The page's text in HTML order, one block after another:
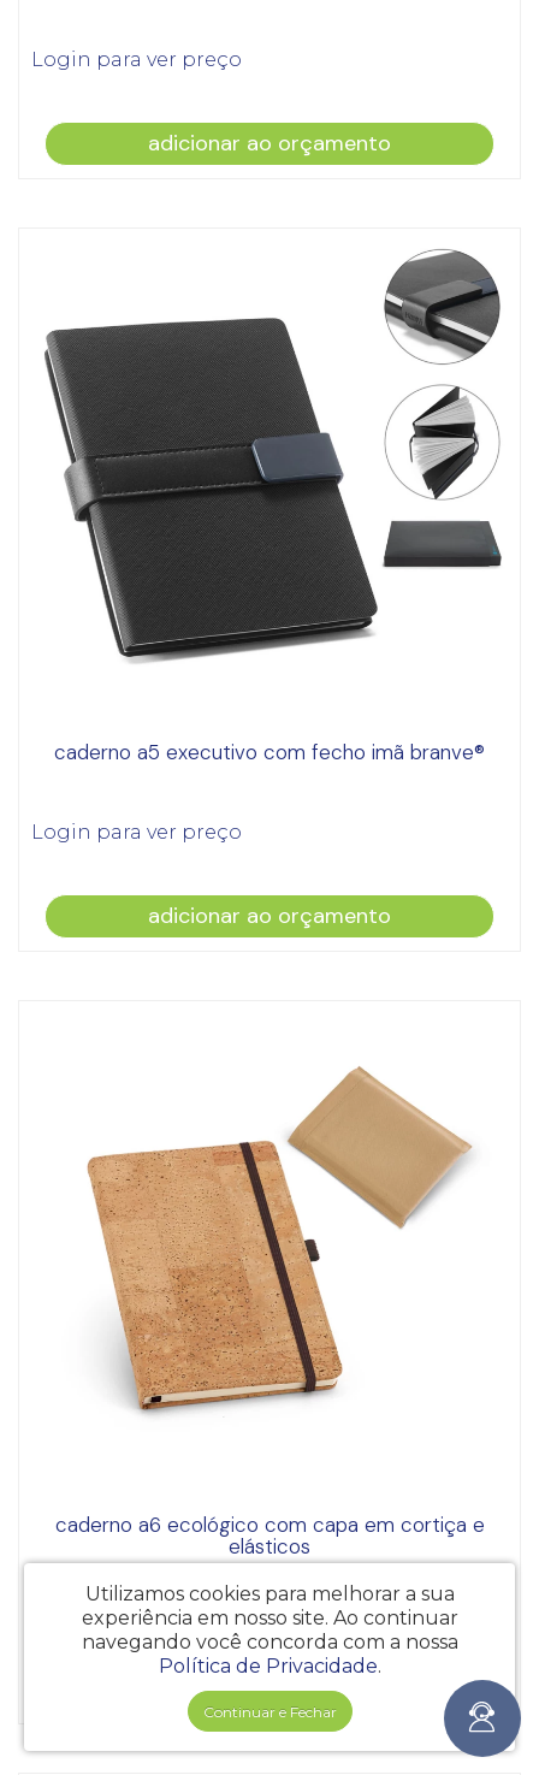
Login para ver preço
adicionar ao orçamento
caderno a5 executivo com fecho imã branve®
Login para ver preço
adicionar ao orçamento
caderno a6 ecológico com capa em cortiça e
elásticos
Login para ver preço
adicionar ao orçamento
Utilizamos cookies para melhorar a sua
experiência em nosso site. Ao continuar
navegando você concorda com a nossa
Política de Privacidade.
Continuar e Fechar